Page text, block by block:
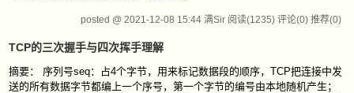
posted @ 2021-12-08 15:44 满Sir 阅读(1235) 评论(0) 推荐(0)
TCP的三次握手与四次挥手理解
摘要： 序列号seq：占4个字节，用来标记数据段的顺序，TCP把连接中发
送的所有数据字节都编上一个序号，第一个字节的编号由本地随机产生；